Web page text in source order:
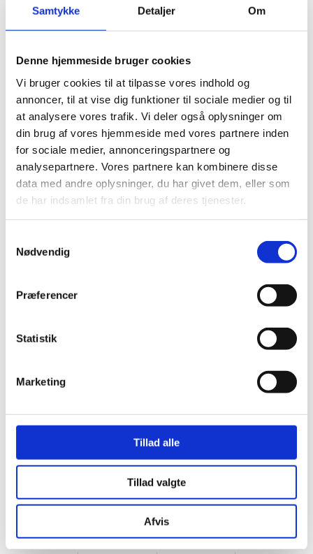
Samtykke Detaljer Om
Denne hjemmeside bruger cookies
Vi bruger cookies til at tilpasse vores indhold og
annoncer, til at vise dig funktioner til sociale medier og til
at analysere vores trafik. Vi deler også oplysninger om
din brug af vores hjemmeside med vores partnere inden
for sociale medier, annonceringspartnere og
analysepartnere. Vores partnere kan kombinere disse
data med andre oplysninger, du har givet dem, eller som
de har indsamlet fra din brug af deres tjenester.
Nødvendig
Præferencer
Statistik
Marketing
Tillad alle
Tillad valgte
Afvis
Indkøb af hardware: fra PC’er og tablets til
Software: Microsoft Office 365, Outlook og
Exchange server
Hotline og brugersupport
Ugentlige fysiske besøg
Administration af server samt oprettelse og
Data-backup på egne servere
Vedligeholdelse af SQL-server
Styring af firewalls og adgangskontrol samt
Hosting af servere for Olesen & Jensens